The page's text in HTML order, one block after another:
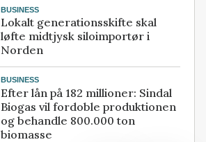
BUSINESS
Lokalt generationsskifte skal
løfte midtjysk siloimportør i
Norden
BUSINESS
Efter lån på 182 millioner: Sindal
Biogas vil fordoble produktionen
og behandle 800.000 ton
biomasse